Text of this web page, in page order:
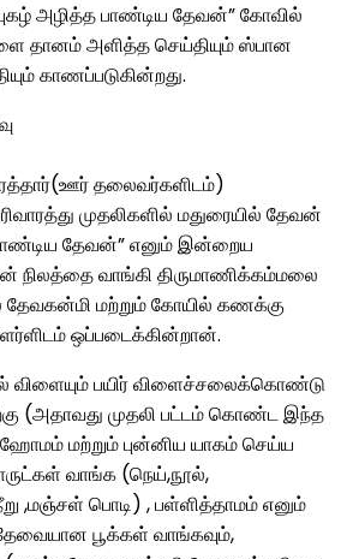
அழித்த பாண்டிய தேவன்” கோவில்
தானம் அளித்த செய்தியும் ஸ்பான
காணப்படுகின்றது.
தலைவர்களிடம்)
முதலிகளில் மதுரையில் தேவன்
தேவன்” எனும் இன்றைய
வாங்கி திருமாணிக்கம்மலை
மற்றும் கோயில் கணக்கு
ஒப்படைக்கின்றான்.
விளையும் பயிர் விளைச்சலைக்கொண்டு
(அதாவது முதலி பட்டம் கொண்ட இந்த
மற்றும் புன்னிய யாகம் செய்ய
வாங்க (நெய்,நூல்,
,மஞ்சள் பொடி) , பள்ளித்தாமம் எனும்
பூக்கள் வாங்கவும்,